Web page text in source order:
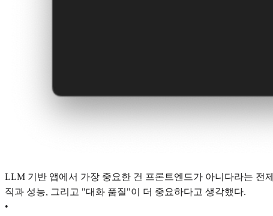
LLM 기반 앱에서 가장 중요한 건 프론트엔드가 아니다라는 전
직과 성능, 그리고 "대화 품질"이 더 중요하다고 생각했다.
•